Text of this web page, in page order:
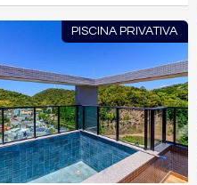
PISCINA PRIVATIVA